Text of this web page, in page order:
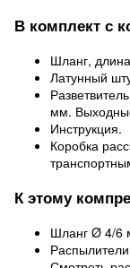
В комплект с
Шланг,
Латунный
мм.
Инструкция.
Коробка
К этому
Шланг Ø 4/6